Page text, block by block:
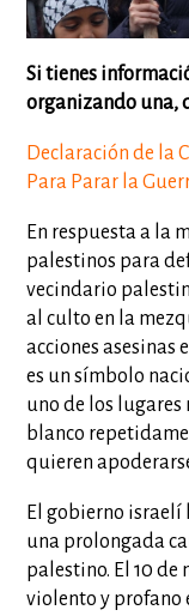
Si tienes
organizando una,
Declaración de la
Para Parar la
En respuesta a la
palestinos para
vecindario
al culto en la
acciones asesinas
es un símbolo
uno de los lugares
blanco
quieren
El gobierno
una prolongada
palestino. El 10
violento y profano